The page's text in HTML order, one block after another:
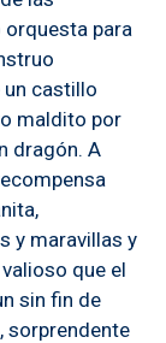
para
castillo
maldito por
dragón. A
y maravillas y
que el
sin fin de
sorprendente